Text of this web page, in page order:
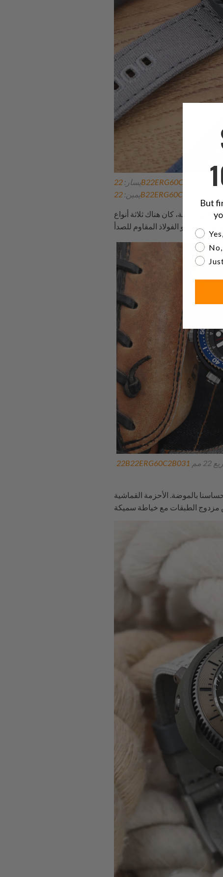
يسار:22B22ERG60C2H015
يمين:22B22ERG60C2B031
شائعة، كان هناك ثلاثة أنواع
22B22ERG60C2B031 مم
بالموضة. الأحزمة القماشية
But
Are